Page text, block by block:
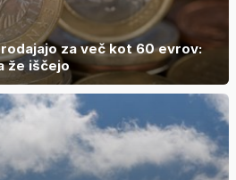
za več kot 60 evrov:
že iščejo